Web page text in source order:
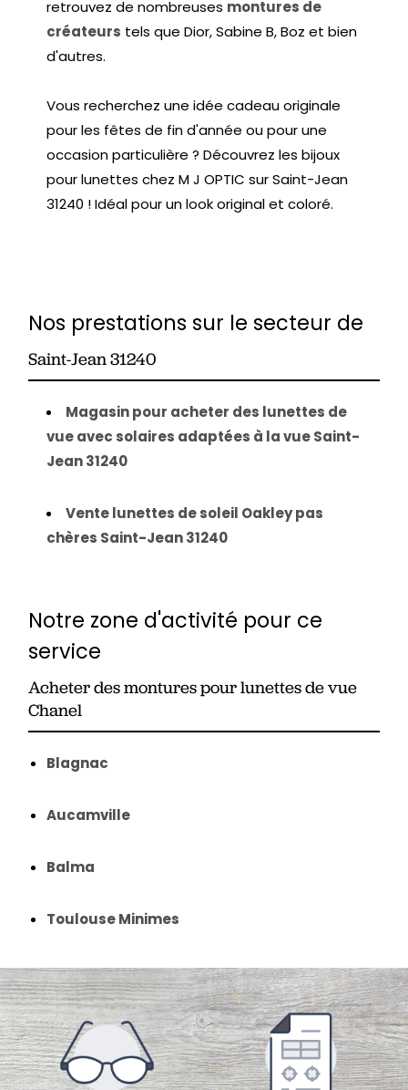
retrouvez de nombreuses montures de
créateurs tels que Dior, Sabine B, Boz et bien
d'autres.
Vous recherchez une idée cadeau originale
pour les fêtes de fin d'année ou pour une
occasion particulière ? Découvrez les bijoux
pour lunettes chez M J OPTIC sur Saint-Jean
31240 ! Idéal pour un look original et coloré.
Nos prestations sur le secteur de
Saint-Jean 31240
Magasin pour acheter des lunettes de
vue avec solaires adaptées à la vue Saint-
Jean 31240
Vente lunettes de soleil Oakley pas
chères Saint-Jean 31240
Notre zone d'activité pour ce
service
Acheter des montures pour lunettes de vue
Chanel
Blagnac
Aucamville
Balma
Toulouse Minimes